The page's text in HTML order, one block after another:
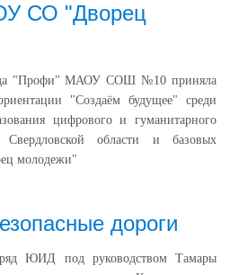
СО "Дворец
"Профи" МАОУ СОШ №10 приняла
"Создаём будущее" среди
цифрового и гуманитарного
области и базовых
молодежи"
дороги
ЮИД под руководством Тамары